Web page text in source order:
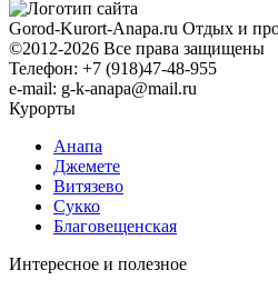
Gorod-Kurort-Anapa.ru Отдых и
©2012-2026 Все права защищены
Телефон: +7 (918)47-48-955
e-mail: g-k-anapa@mail.ru
Курорты
Анапа
Джемете
Витязево
Сукко
Благовещенская
Интересное и полезное